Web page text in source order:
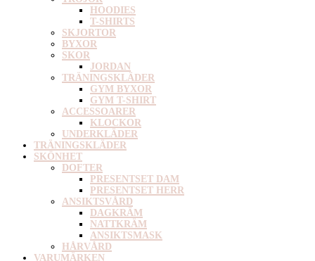
HOODIES
T-SHIRTS
SKJORTOR
BYXOR
SKOR
JORDAN
TRÄNINGSKLÄDER
GYM BYXOR
GYM T-SHIRT
ACCESSOARER
KLOCKOR
UNDERKLÄDER
TRÄNINGSKLÄDER
SKÖNHET
DOFTER
PRESENTSET DAM
PRESENTSET HERR
ANSIKTSVÅRD
DAGKRÄM
NATTKRÄM
ANSIKTSMASK
HÅRVÅRD
VARUMÄRKEN